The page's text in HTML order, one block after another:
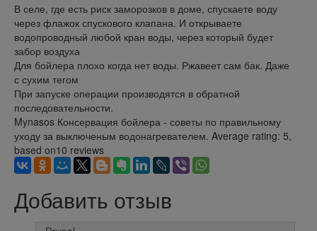
В селе, где есть риск заморозков в доме, спускаете воду
через флажок спускового клапана. И открываете
водопроводный любой кран воды, через который будет
забор воздуха
Для бойлера плохо когда нет воды. Ржавеет сам бак. Даже
с сухим тегом
При запуске операции производятся в обратной
последовательности.
Mynasos Консервация бойлера - советы по правильному
уходу за выключеным водонагревателем. Average rating: 5,
based on10 reviews
Добавить отзыв